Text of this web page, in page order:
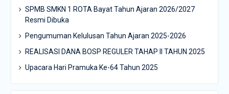
SPMB SMKN 1 ROTA Bayat Tahun Ajaran 2026/2027
Resmi Dibuka
Pengumuman Kelulusan Tahun Ajaran 2025-2026
REALISASI DANA BOSP REGULER TAHAP II TAHUN 2025
Upacara Hari Pramuka Ke-64 Tahun 2025